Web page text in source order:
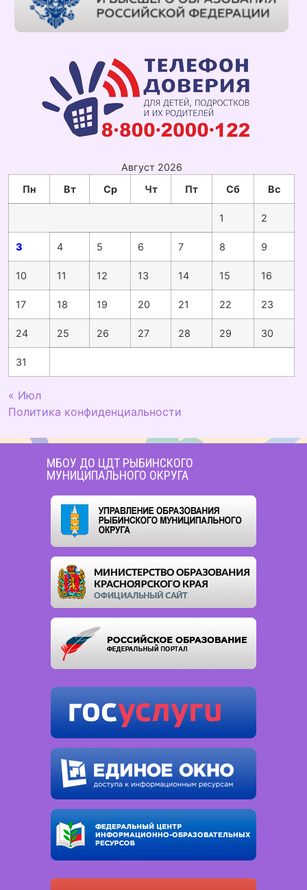
Август 2026
Пн
Вт Ср Чт Пт Сб Вс
1 2
3 4 5 6 7 8 9
10 11 12 13 14 15 16
17 18 19 20 21 22 23
24 25 26 27 28 29 30
31
« Июл
Политика конфиденциальности
МБОУ ДО ЦДТ РЫБИНСКОГО
МУНИЦИПАЛЬНОГО ОКРУГА